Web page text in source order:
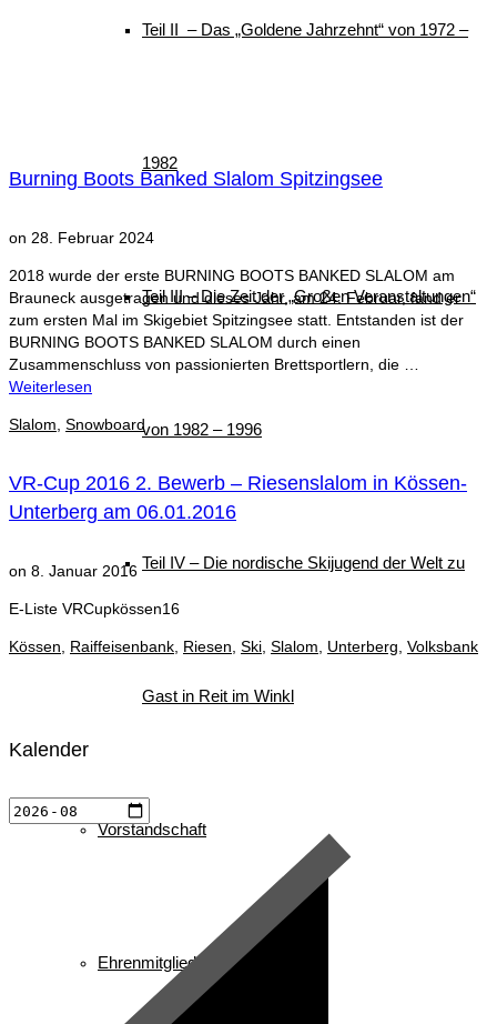
Teil II – Das „Goldene Jahrzehnt“ von 1972 –
1982
Teil III – Die Zeit der „Großen Veranstaltungen“
von 1982 – 1996
Teil IV – Die nordische Skijugend der Welt zu
Gast in Reit im Winkl
Vorstandschaft
Ehrenmitglieder/ Ehrentafel
Burning Boots Banked Slalom Spitzingsee
on 28. Februar 2024
2018 wurde der erste BURNING BOOTS BANKED SLALOM am
Brauneck ausgetragen und dieses Jahr, am 24. Februar, fand er
zum ersten Mal im Skigebiet Spitzingsee statt. Entstanden ist der
BURNING BOOTS BANKED SLALOM durch einen
Zusammenschluss von passionierten Brettsportlern, die …
Weiterlesen
Slalom Snowboard
VR-Cup 2016 2. Bewerb – Riesenslalom in Kössen-
Unterberg am 06.01.2016
on 8. Januar 2016
E-Liste VRCupkössen16
Kössen Raiffeisenbank Riesen Ski Slalom Unterberg Volksbank
Kalender